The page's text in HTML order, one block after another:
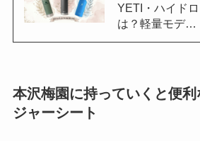
YETI・ハイド
は？軽量モデ…
本沢梅園に持っていくと便
ジャーシート